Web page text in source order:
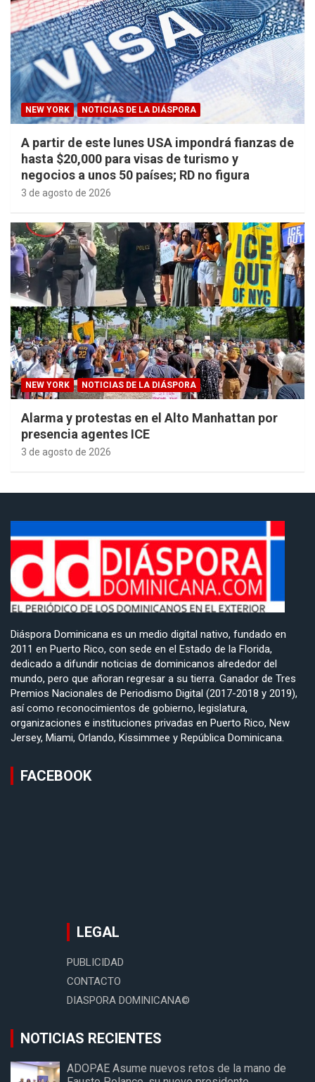
NEW YORK NOTICIAS DE LA DIÁSPORA
A partir de este lunes USA impondrá fianzas de
hasta $20,000 para visas de turismo y
negocios a unos 50 países; RD no figura
3 de agosto de 2026
NEW YORK NOTICIAS DE LA DIÁSPORA
Alarma y protestas en el Alto Manhattan por
presencia agentes ICE
3 de agosto de 2026
Diáspora Dominicana es un medio digital nativo, fundado en
2011 en Puerto Rico, con sede en el Estado de la Florida,
dedicado a difundir noticias de dominicanos alrededor del
mundo, pero que añoran regresar a su tierra. Ganador de Tres
Premios Nacionales de Periodismo Digital (2017-2018 y 2019),
así como reconocimientos de gobierno, legislatura,
organizaciones e instituciones privadas en Puerto Rico, New
Jersey, Miami, Orlando, Kissimmee y República Dominicana.
FACEBOOK
LEGAL
PUBLICIDAD
CONTACTO
DIASPORA DOMINICANA©
NOTICIAS RECIENTES
ADOPAE Asume nuevos retos de la mano de